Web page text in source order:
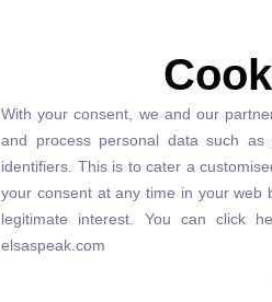
and process personal data such
identifiers. This is to cater a
your consent at any time in your
legitimate interest. You can click
elsaspeak.com
With your consent, we and our
and process personal data such
identifiers. This is to cater a
your consent at any time in your web
legitimate interest. You can click
elsaspeak.com